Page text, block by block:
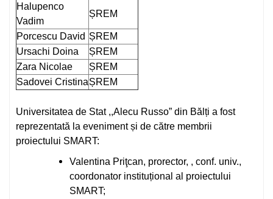
Halupenco
Vadim
ȘREM
Porcescu David ȘREM
Ursachi Doina
ȘREM
Zara Nicolae
ȘREM
Sadovei CristinaȘREM
Universitatea de Stat ,,Alecu Russo” din Bălți a fost
reprezentată la eveniment și de către membrii
proiectului SMART:
Valentina Priţcan, prorector, , conf. univ.,
coordonator instituțional al proiectului
SMART;